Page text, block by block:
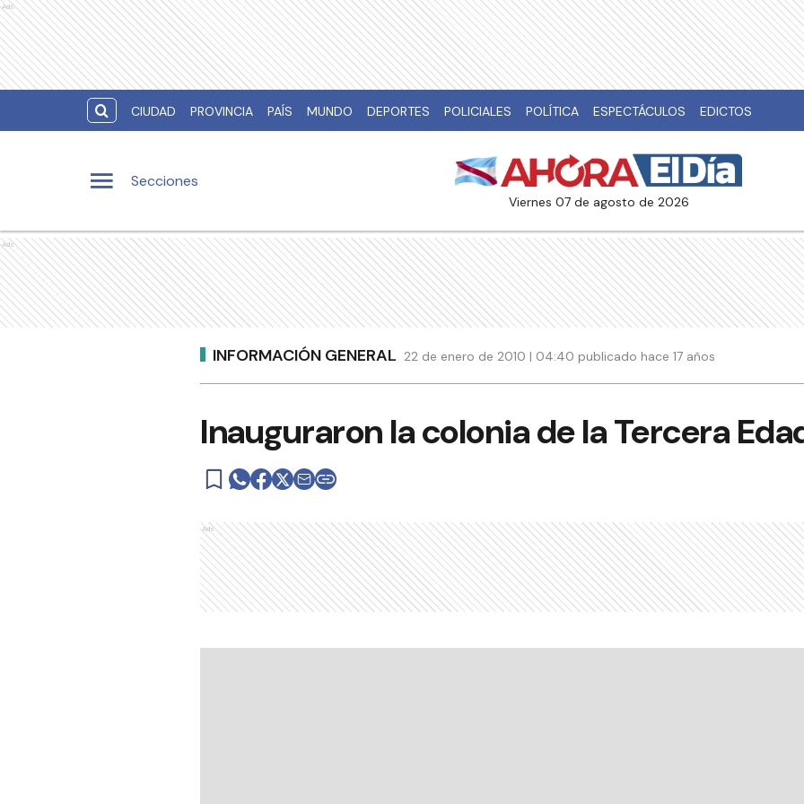
Ads
CIUDAD PROVINCIA PAÍS MUNDO DEPORTES POLICIALES POLÍTICA ESPECTÁCULOS EDICTOS
Secciones
viernes 07 de agosto de 2026
Ads
INFORMACIÓN GENERAL 22 de enero de 2010 | 04:40 publicado hace 17 años
Inauguraron la colonia de la Tercera
Ads